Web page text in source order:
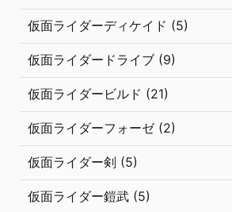
仮面ライダーディケイド (5)
仮面ライダードライブ (9)
仮面ライダービルド (21)
仮面ライダーフォーゼ (2)
仮面ライダー剣 (5)
仮面ライダー鎧武 (5)